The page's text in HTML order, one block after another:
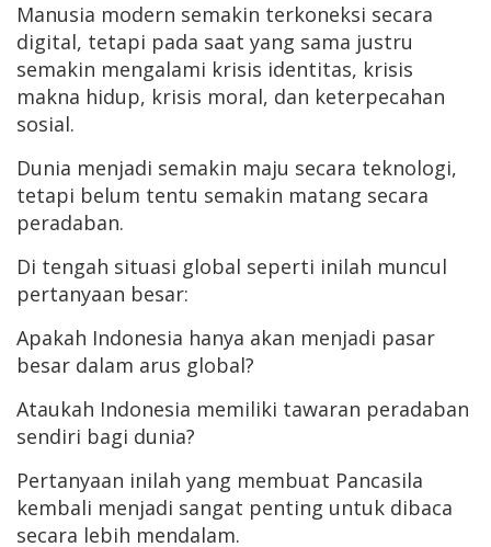
Manusia modern semakin terkoneksi secara
digital, tetapi pada saat yang sama justru
semakin mengalami krisis identitas, krisis
makna hidup, krisis moral, dan keterpecahan
sosial.
Dunia menjadi semakin maju secara teknologi,
tetapi belum tentu semakin matang secara
peradaban.
Di tengah situasi global seperti inilah muncul
pertanyaan besar:
Apakah Indonesia hanya akan menjadi pasar
besar dalam arus global?
Ataukah Indonesia memiliki tawaran peradaban
sendiri bagi dunia?
Pertanyaan inilah yang membuat Pancasila
kembali menjadi sangat penting untuk dibaca
secara lebih mendalam.